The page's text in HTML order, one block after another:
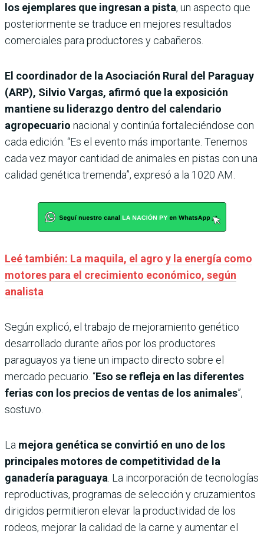
los ejemplares que ingresan a pista, un aspecto que
posteriormente se traduce en mejores resultados
comerciales para productores y cabañeros.
El coordinador de la Asociación Rural del Paraguay
(ARP), Silvio Vargas, afirmó que la exposición
mantiene su liderazgo dentro del calendario
agropecuario nacional y continúa fortaleciéndose con
cada edición. “Es el evento más importante. Tenemos
cada vez mayor cantidad de animales en pistas con una
calidad genética tremenda”, expresó a la 1020 AM.
Leé también: La maquila, el agro y la energía como
motores para el crecimiento económico, según
analista
Según explicó, el trabajo de mejoramiento genético
desarrollado durante años por los productores
paraguayos ya tiene un impacto directo sobre el
mercado pecuario. “Eso se refleja en las diferentes
ferias con los precios de ventas de los animales”,
sostuvo.
La mejora genética se convirtió en uno de los
principales motores de competitividad de la
ganadería paraguaya. La incorporación de tecnologías
reproductivas, programas de selección y cruzamientos
dirigidos permitieron elevar la productividad de los
rodeos, mejorar la calidad de la carne y aumentar el